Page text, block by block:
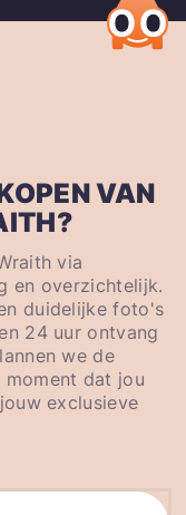
VAN
via
en overzichtelijk.
duidelijke foto's
24 uur ontvang
we de
dat jou
exclusieve